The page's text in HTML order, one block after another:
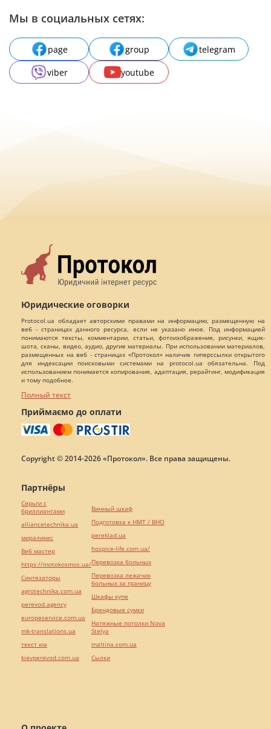
Мы в социальных сетях:
page group
telegram
viber
youtube
Юридические оговорки
Protocol.ua обладает авторскими правами на информацию, размещенную на
веб - страницах данного ресурса, если не указано иное. Под информацией
понимаются тексты, комментарии, статьи, фотоизображения, рисунки, ящик-
шота, сканы, видео, аудио, другие материалы. При использовании материалов,
размещенных на веб - страницах «Протокол» наличие гиперссылки открытого
для индексации поисковыми системами на protocol.ua обязательна. Под
использованием понимается копирования, адаптация, рерайтинг, модификация
и тому подобное.
Полный текст
Приймаємо до оплати
Copyright © 2014-2026 «Протокол». Все права защищены.
Партнёры
Серьги с
бриллиантами
alliancetechnika.ua
миралинкс
Веб мастер
https://motokosmos.ua/
Синтезаторы
agrotechnika.com.ua
perevod.agency
europeservice.com.ua
mk-translations.ua
текст юа
kievperevod.com.ua
Винный шкаф
Подготовка к НМТ / ВНО
pereklad.ua
hospice-life.com.ua/
Перевозка больных
Перевозка лежачих
больных за границу
Шкафы купе
Брендовые сумки
Натяжные потолки Nova
Stelya
maltina.com.ua
Cылки